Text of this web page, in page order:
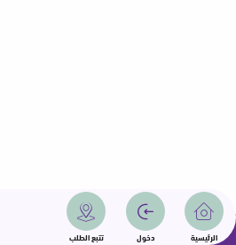
الرئيسية دخول تتبع الطلب
جميع الحقوق محفوظة | سمامة 2025 | دولة قطر